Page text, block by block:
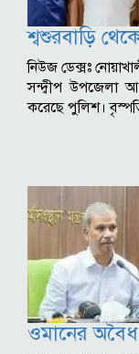
শ্বশুরবাড়ি
নিউজ ডেক্সঃ
সন্দ্বীপ উপজেলা
করেছে পুলিশ।
ওমানের